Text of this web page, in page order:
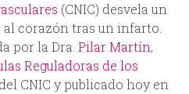
(CNIC) desvela un
corazón tras un infarto.
por la Dra. Pilar Martín,
Reguladoras de los
del CNIC y publicado hoy en